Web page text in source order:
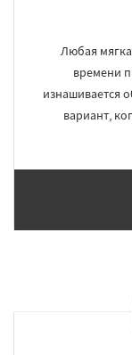
Любая
времени
изнашивается
вариант,